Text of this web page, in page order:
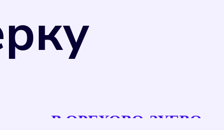
что позволяет избежать переплаты
В ОРЕХОВО-ЗУЕВО